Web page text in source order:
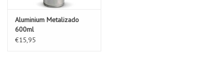
Aluminium Metalizado
600ml
€15,95